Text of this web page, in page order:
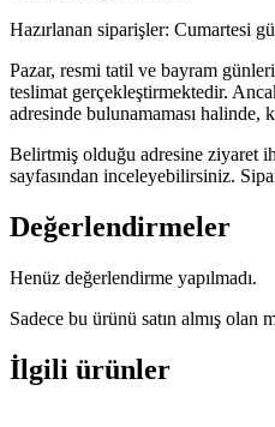
Hazırlanan siparişler: Cumartesi
Pazar, resmi tatil ve bayram
teslimat gerçekleştirmektedir.
adresinde bulunamaması halinde,
Belirtmiş olduğu adresine ziyaret
sayfasından inceleyebilirsiniz.
Değerlendirmeler
Henüz değerlendirme yapılmadı.
Sadece bu ürünü satın almış olan
İlgili ürünler